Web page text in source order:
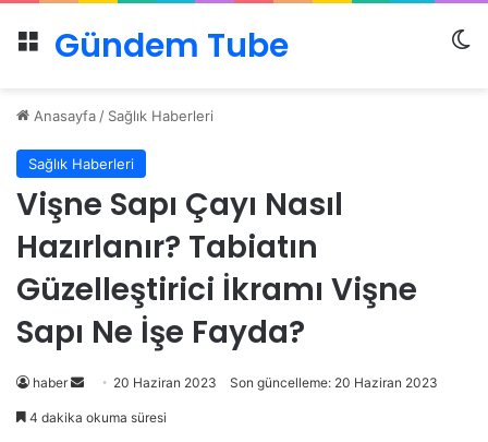
MenüGündem Tube
Anasayfa / Sağlık Haberleri
Sağlık Haberleri
Vişne Sapı Çayı Nasıl
Hazırlanır? Tabiatın
Güzelleştirici İkramı Vişne
Sapı Ne İşe Fayda?
haber
Bir
20 Haziran 2023 Son güncelleme: 20 Haziran 2023
4 dakika okuma süresi